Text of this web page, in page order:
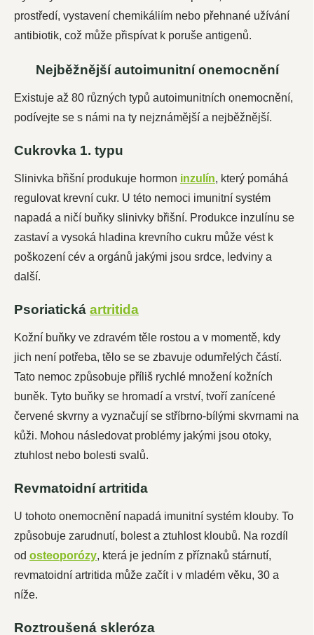
prostředí, vystavení chemikáliím nebo přehnané užívání
antibiotik, což může přispívat k poruše antigenů.
Nejběžnější autoimunitní onemocnění
Existuje až 80 různých typů autoimunitních onemocnění,
podívejte se s námi na ty nejznámější a nejběžnější.
Cukrovka 1. typu
Slinivka břišní produkuje hormon inzulín, který pomáhá
regulovat krevní cukr. U této nemoci imunitní systém
napadá a ničí buňky slinivky břišní. Produkce inzulínu se
zastaví a vysoká hladina krevního cukru může vést k
poškození cév a orgánů jakými jsou srdce, ledviny a
další.
Psoriatická artritida
Kožní buňky ve zdravém těle rostou a v momentě, kdy
jich není potřeba, tělo se se zbavuje odumřelých částí.
Tato nemoc způsobuje příliš rychlé množení kožních
buněk. Tyto buňky se hromadí a vrství, tvoří zanícené
červené skvrny a vyznačují se stříbrno-bílými skvrnami na
kůži. Mohou následovat problémy jakými jsou otoky,
ztuhlost nebo bolesti svalů.
Revmatoidní artritida
U tohoto onemocnění napadá imunitní systém klouby. To
způsobuje zarudnutí, bolest a ztuhlost kloubů. Na rozdíl
od osteoporózy, která je jedním z příznaků stárnutí,
revmatoidní artritida může začít i v mladém věku, 30 a
níže.
Roztroušená skleróza